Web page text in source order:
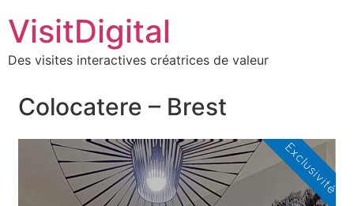
VisitDigital
Des visites interactives créatrices de valeur
Colocatere – Brest